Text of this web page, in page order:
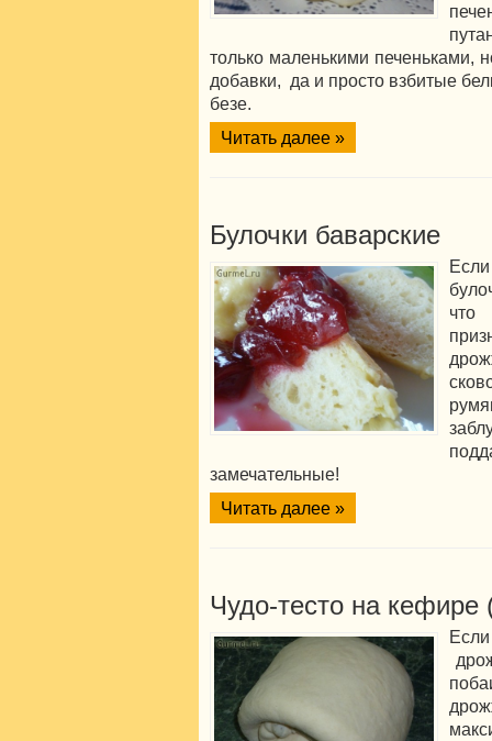
только маленькими печеньками,
добавки, да и просто взбитые
безе.
Читать далее »
Булочки баварские
что
замечательные!
Читать далее »
Чудо-тесто на кефире